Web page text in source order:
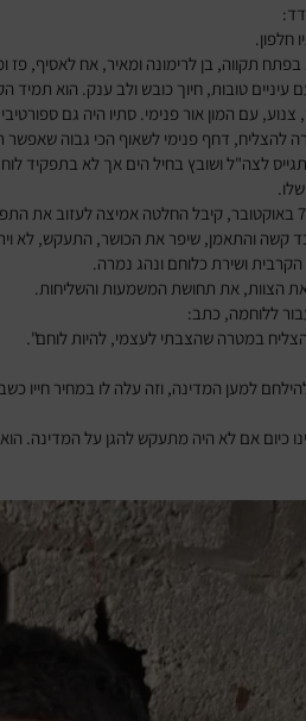
חלפון.
טובות, חיוך כובש ולב ענק. הוא תמיד
עם המון אור פנימי. סתיו היה גם
להצליח, דחף פנימי לשאוף הכי גבוה
בפברואר 2023 התגייס לצה"ל ושובץ בחיל הים אך
ושירת כלוחם ונהג נמרה.
הצוות, את תחושת המשמעות והשליחות.
ללוחמה, כתב:
במטרה שהצבתי לעצמי, להיות לוחם".
כיום אם לא היה מתעקש להגן על המדינה.